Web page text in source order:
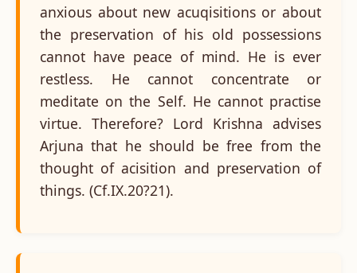
anxious about new acuqisitions or about
the preservation of his old possessions
cannot have peace of mind. He is ever
restless. He cannot concentrate or
meditate on the Self. He cannot practise
virtue. Therefore? Lord Krishna advises
Arjuna that he should be free from the
thought of acisition and preservation of
things. (Cf.IX.20?21).